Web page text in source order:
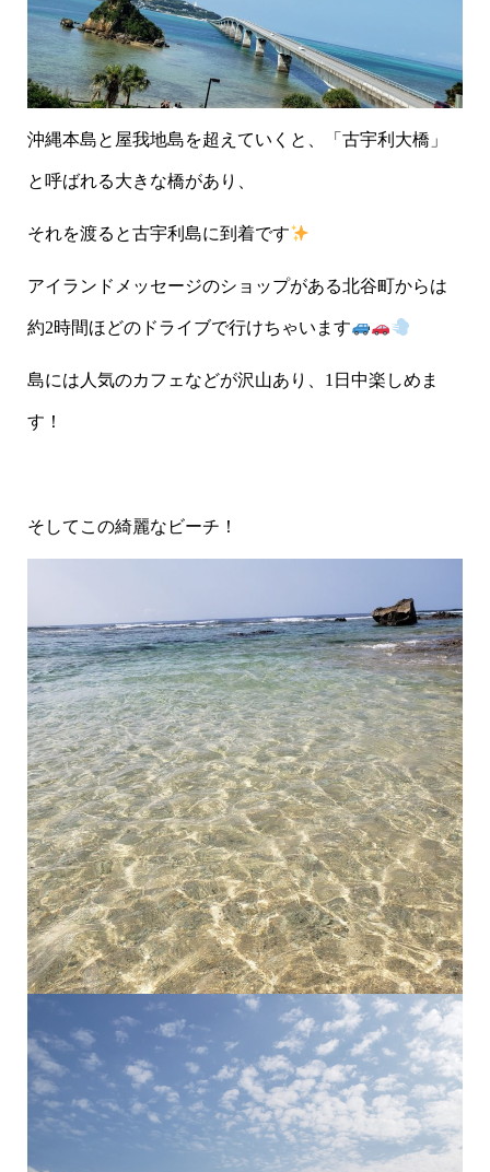
沖縄本島と屋我地島を超えていくと、「古宇利大橋」
と呼ばれる大きな橋があり、
それを渡ると古宇利島に到着です
アイランドメッセージのショップがある北谷町からは
約2時間ほどのドライブで行けちゃいます
島には人気のカフェなどが沢山あり、1日中楽しめま
す！
そしてこの綺麗なビーチ！